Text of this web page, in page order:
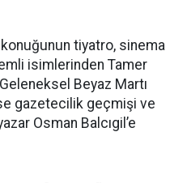
konuğunun tiyatro, sinema
isimlerinden Tamer
Beyaz Martı
gazetecilik geçmişi ve
Osman Balcıgil’e